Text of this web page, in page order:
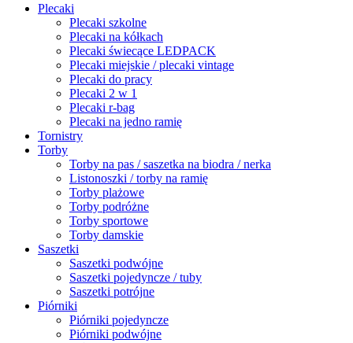
Plecaki
Plecaki szkolne
Plecaki na kółkach
Plecaki świecące LEDPACK
Plecaki miejskie / plecaki vintage
Plecaki do pracy
Plecaki 2 w 1
Plecaki r-bag
Plecaki na jedno ramię
Tornistry
Torby
Torby na pas / saszetka na biodra / nerka
Listonoszki / torby na ramię
Torby plażowe
Torby podróżne
Torby sportowe
Torby damskie
Saszetki
Saszetki podwójne
Saszetki pojedyncze / tuby
Saszetki potrójne
Piórniki
Piórniki pojedyncze
Piórniki podwójne